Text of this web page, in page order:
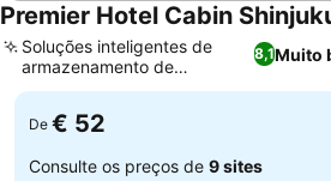
Premier Hotel Cabin
8,1Muito
Soluções inteligentes de
armazenamento de
bagagem
De € 52
Consulte os preços de 9 sites